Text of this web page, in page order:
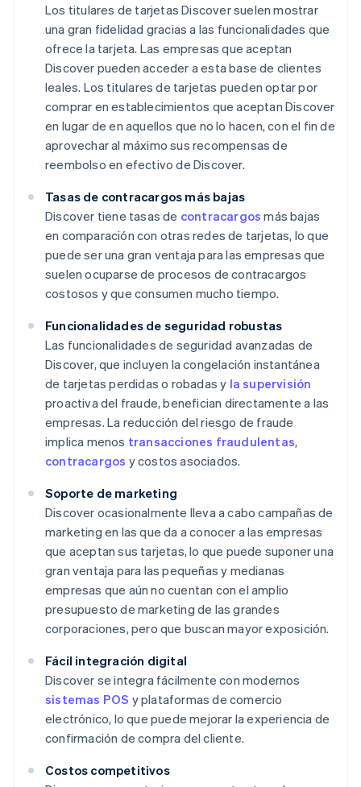
Los titulares de tarjetas Discover suelen mostrar
una gran fidelidad gracias a las funcionalidades que
ofrece la tarjeta. Las empresas que aceptan
Discover pueden acceder a esta base de clientes
leales. Los titulares de tarjetas pueden optar por
comprar en establecimientos que aceptan Discover
en lugar de en aquellos que no lo hacen, con el fin de
aprovechar al máximo sus recompensas de
reembolso en efectivo de Discover.
Tasas de contracargos más bajas
Discover tiene tasas de contracargos más bajas
en comparación con otras redes de tarjetas, lo que
puede ser una gran ventaja para las empresas que
suelen ocuparse de procesos de contracargos
costosos y que consumen mucho tiempo.
Funcionalidades de seguridad robustas
Las funcionalidades de seguridad avanzadas de
Discover, que incluyen la congelación instantánea
de tarjetas perdidas o robadas y la supervisión
proactiva del fraude, benefician directamente a las
empresas. La reducción del riesgo de fraude
implica menos transacciones fraudulentas,
contracargos y costos asociados.
Soporte de marketing
Discover ocasionalmente lleva a cabo campañas de
marketing en las que da a conocer a las empresas
que aceptan sus tarjetas, lo que puede suponer una
gran ventaja para las pequeñas y medianas
empresas que aún no cuentan con el amplio
presupuesto de marketing de las grandes
corporaciones, pero que buscan mayor exposición.
Fácil integración digital
Discover se integra fácilmente con modernos
sistemas POS y plataformas de comercio
electrónico, lo que puede mejorar la experiencia de
confirmación de compra del cliente.
Costos competitivos